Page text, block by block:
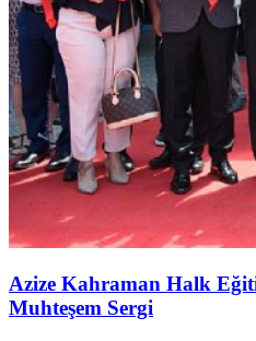
Azize Kahraman Halk
Muhteşem Sergi